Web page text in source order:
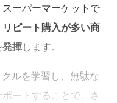
ーパーマーケットで
ピート購入が多い商
揮します。
ルを学習し、無駄な
ートすることで、さ